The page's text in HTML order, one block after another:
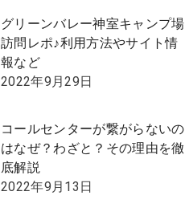
グリーンバレー神室キャンプ場
訪問レポ♪利用方法やサイト情
報など
2022年9月29日
コールセンターが繋がらないの
はなぜ？わざと？その理由を徹
底解説
2022年9月13日